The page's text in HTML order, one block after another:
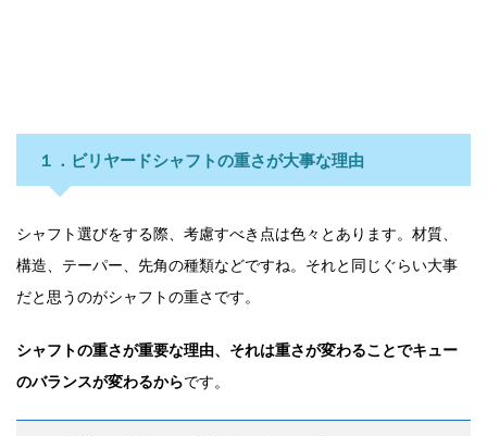
１．ビリヤードシャフトの重さが大事な理由
シャフト選びをする際、考慮すべき点は色々とあります。材質、
構造、テーパー、先角の種類などですね。それと同じぐらい大事
だと思うのがシャフトの重さです。
シャフトの重さが重要な理由、それは重さが変わることでキュー
のバランスが変わるからです。